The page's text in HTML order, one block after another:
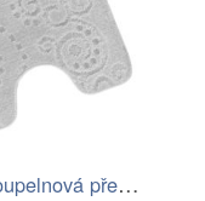
Bellatex koupelnová předložka BANY…